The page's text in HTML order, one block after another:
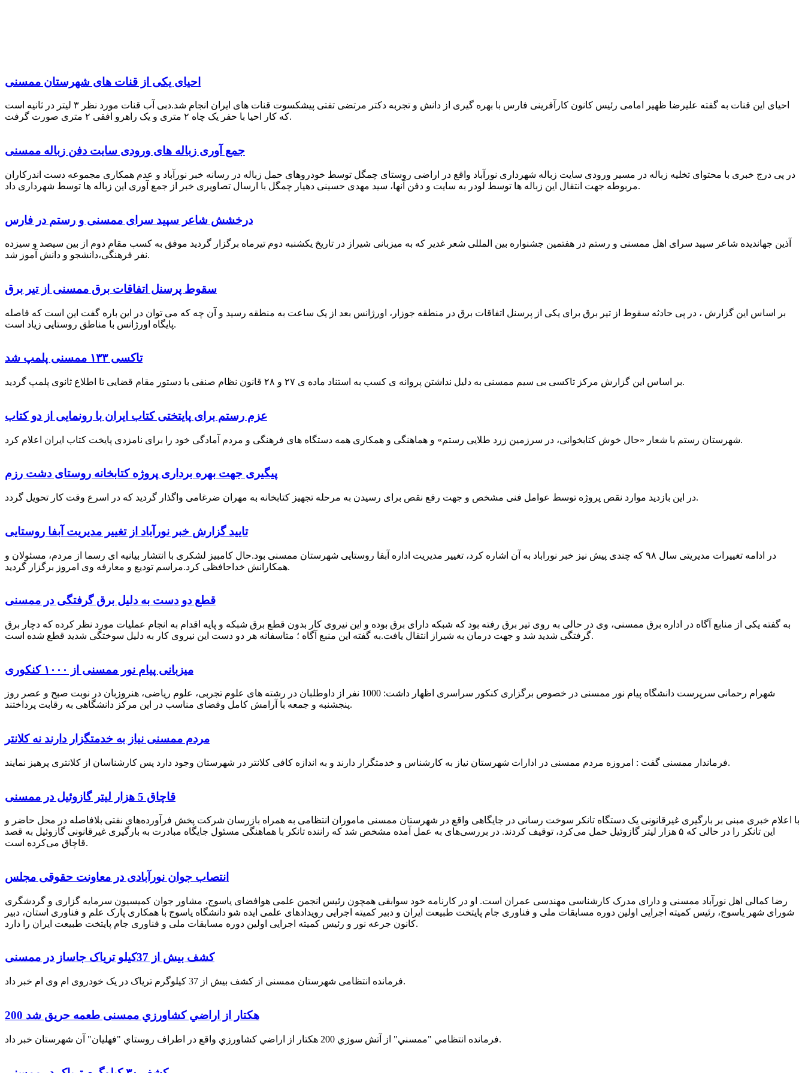
احیای یکی از قنات های شهرستان ممسنی
احیای این قنات به گفته علیرضا ظهیر امامی رئیس کانون کارآفرینی فارس با بهره گیری از دانش و تجربه دکتر مرتضی تفتی پیشکسوت قنات های ایران انجام شد.دبی آب قنات مورد نظر ۳ لیتر در ثانیه است
که کار احیا با حفر یک چاه ۲ متری و یک راهرو افقی ۲ متری صورت گرفت.
جمع آوری زباله های ورودی سایت دفن زباله ممسنی
در پی درج خبری با محتوای تخلیه زباله در مسیر ورودی سایت زباله شهرداری نورآباد واقع در اراضی روستای چمگل توسط خودروهای حمل زباله در رسانه خبر نورآباد و عدم همکاری مجموعه دست اندرکاران
مربوطه جهت انتقال این زباله ها توسط لودر به سایت و دفن آنها، سید مهدی حسینی دهیار چمگل با ارسال تصاویری خبر از جمع آوری این زباله ها توسط شهرداری داد.
درخشش شاعر سپید سرای ممسنی و رستم در فارس
آذین جهاندیده شاعر سپید سرای اهل ممسنی و رستم در هفتمین جشنواره بین المللی شعر غدیر که به میزبانی شیراز در تاریخ یکشنبه دوم تیرماه برگزار گردید موفق به کسب مقام دوم از بین سیصد و سیزده
نفر فرهنگی،دانشجو و دانش آموز شد.
سقوط پرسنل اتفاقات برق ممسنی از تیر برق
بر اساس این گزارش ، در پی حادثه سقوط از تیر برق برای یکی از پرسنل اتفاقات برق در منطقه جوزار، اورژانس بعد از یک ساعت به منطقه رسید و آن چه که می توان در این باره گفت این است که فاصله
پایگاه اورژانس با مناطق روستایی زیاد است.
تاکسی ۱۳۳ ممسنی پلمپ شد
بر اساس این گزارش مرکز تاکسی بی سیم ممسنی به دلیل نداشتن پروانه ی کسب به استناد ماده ی ۲۷ و ۲۸ قانون نظام صنفی با دستور مقام قضایی تا اطلاع ثانوی پلمپ گردید.
عزم رستم برای پایتختی کتاب ایران با رونمایی از دو کتاب
شهرستان رستم با شعار «حال خوش کتابخوانی، در سرزمین زرد طلایی رستم» و هماهنگی و همکاری همه دستگاه های فرهنگی و مردم آمادگی خود را برای نامزدی پایخت کتاب ایران اعلام کرد.
پیگیری جهت بهره برداری پروژه کتابخانه روستای دشت رزم
در این بازدید موارد نقص پروژه توسط عوامل فنی مشخص و جهت رفع نقص برای رسیدن به مرحله تجهیز کتابخانه به مهران ضرغامی واگذار گردید که در اسرع وقت کار تحویل گردد.
تایید گزارش خبر نورآباد از تغییر مدیریت آبفا روستایی
در ادامه تغییرات مدیریتی سال ۹۸ که چندی پیش نیز خبر نوراباد به آن اشاره کرد، تغییر مدیریت اداره آبفا روستایی شهرستان ممسنی بود.حال کامبیز لشکری با انتشار بیانیه ای رسما از مردم، مسئولان و
همکارانش خداحافظی کرد.مراسم تودیع و معارفه وی امروز برگزار گردید.
قطع دو دست به دلیل برق گرفتگی در ممسنی
به گفته یکی از منابع آگاه در اداره برق ممسنی، وی در حالی به روی تیر برق رفته بود که شبکه دارای برق بوده و این نیروی کار بدون قطع برق شبکه و پایه اقدام به انجام عملیات مورد نظر کرده که دچار برق
گرفتگی شدید شد و جهت درمان به شیراز انتقال یافت.به گفته این منبع آگاه ؛ متاسفانه هر دو دست این نیروی کار به دلیل سوختگی شدید قطع شده است.
میزبانی پیام نور ممسنی از ۱۰۰۰ کنکوری
شهرام رحمانی سرپرست دانشگاه پیام نور ممسنی در خصوص برگزاری کنکور سراسری اظهار داشت: 1000 نفر از داوطلبان در رشته های علوم تجربی، علوم ریاضی، هنروزبان در نوبت صبح و عصر روز
پنجشنبه و جمعه با آرامش کامل وفضای مناسب در این مرکز دانشگاهی به رقابت پرداختند.
مردم ممسنی نیاز به خدمتگزار دارند نه کلانتر
فرماندار ممسنی گفت : امروزه مردم ممسنی در ادارات شهرستان نیاز به کارشناس و خدمتگزار دارند و به اندازه کافی کلانتر در شهرستان وجود دارد پس کارشناسان از کلانتری پرهیز نمایند.
قاچاق 5 هزار لیتر گازوئیل در ممسنی
با اعلام خبری مبنی بر بارگیری غیرقانونی یک دستگاه تانکر سوخت رسانی در جایگاهی واقع در شهرستان ممسنی ماموران انتظامی به همراه بازرسان شرکت پخش فرآورده‌های نفتی بلافاصله در محل حاضر و
این تانکر را در حالی که ۵ هزار لیتر گازوئیل حمل می‌کرد، توقیف کردند. در بررسی‌های به عمل آمده مشخص شد که راننده تانکر با هماهنگی مسئول جایگاه مبادرت به بارگیری غیرقانونی گازوئیل به قصد
قاچاق می‌کرده است.
انتصاب جوان نورآبادی در معاونت حقوقی مجلس
رضا کمالی اهل نورآباد ممسنی و دارای مدرک کارشناسی مهندسی عمران است. او در کارنامه خود سوابقی همچون رئیس انجمن علمی هوافضای یاسوج، مشاور جوان کمیسیون سرمایه گزاری و گردشگری
شورای شهر یاسوج، رئیس کمیته اجرایی اولین دوره مسابقات ملی و فناوری جام پایتخت طبیعت ایران و دبیر کمیته اجرایی رویدادهای علمی ایده شو دانشگاه یاسوج با همکاری پارک علم و فناوری استان، دبیر
کانون جرعه نور و رئیس کمیته اجرایی اولین دوره مسابقات ملی و فناوری جام پایتخت طبیعت ایران را دارد.
کشف بیش از 37کیلو تریاک جاساز در ممسنی
فرمانده انتظامی شهرستان ممسنی از کشف بیش از 37 کیلوگرم تریاک در یک خودروی ام وی ام خبر داد.
200 هكتار از اراضي كشاورزي ممسنی طعمه حریق شد
فرمانده انتظامي "ممسني" از آتش سوزي 200 هكتار از اراضي كشاورزي واقع در اطراف روستاي "فهلیان" آن شهرستان خبر داد.